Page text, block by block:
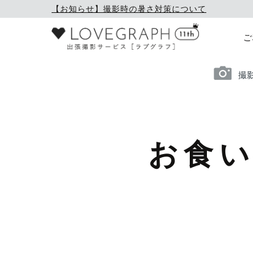
【お知らせ】撮影時の暑さ対策について
撮
お食